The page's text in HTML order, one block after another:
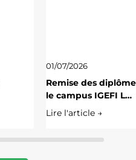
01/07/2026
Remise des
le campus IGEFI L…
Lire l'article →